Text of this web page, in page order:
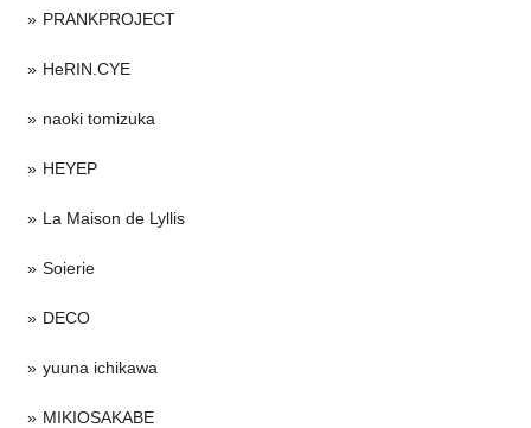
PRANKPROJECT
HeRIN.CYE
naoki tomizuka
HEYEP
La Maison de Lyllis
Soierie
DECO
yuuna ichikawa
MIKIOSAKABE